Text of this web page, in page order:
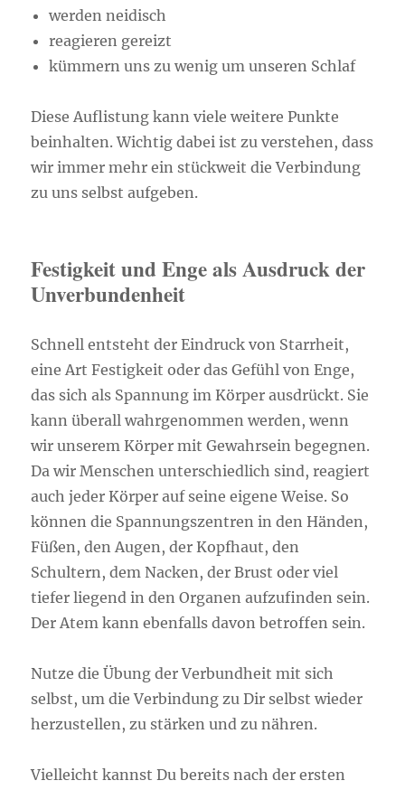
werden neidisch
reagieren gereizt
kümmern uns zu wenig um unseren Schlaf
Diese Auflistung kann viele weitere Punkte
beinhalten. Wichtig dabei ist zu verstehen, dass
wir immer mehr ein stückweit die Verbindung
zu uns selbst aufgeben.
Festigkeit und Enge als Ausdruck der
Unverbundenheit
Schnell entsteht der Eindruck von Starrheit,
eine Art Festigkeit oder das Gefühl von Enge,
das sich als Spannung im Körper ausdrückt. Sie
kann überall wahrgenommen werden, wenn
wir unserem Körper mit Gewahrsein begegnen.
Da wir Menschen unterschiedlich sind, reagiert
auch jeder Körper auf seine eigene Weise. So
können die Spannungszentren in den Händen,
Füßen, den Augen, der Kopfhaut, den
Schultern, dem Nacken, der Brust oder viel
tiefer liegend in den Organen aufzufinden sein.
Der Atem kann ebenfalls davon betroffen sein.
Nutze die Übung der Verbundheit mit sich
selbst, um die Verbindung zu Dir selbst wieder
herzustellen, zu stärken und zu nähren.
Vielleicht kannst Du bereits nach der ersten